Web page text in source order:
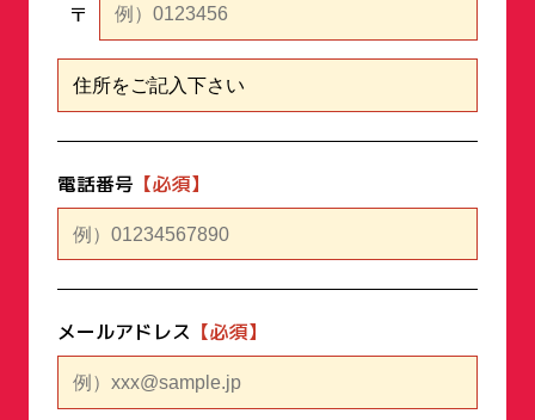
〒
電話番号
メールアドレス